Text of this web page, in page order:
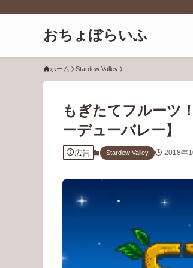
おちょぼらいふ
ホーム Stardew Valley
もぎたてフルーツ
ーデューバレー】
広告 Stardew Valley 2018年